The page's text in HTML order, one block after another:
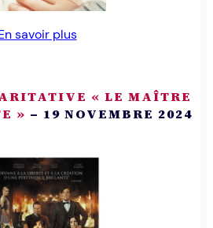
savoir plus
« LE MAÎTRE
» – 19 NOVEMBRE 2024